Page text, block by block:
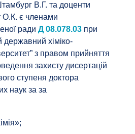
В.Г. та доценти
О.К. є членами
ради Д 08.078.03 при
державний хіміко-
з правом прийняття
захисту дисертацій
ступеня доктора
наук за за